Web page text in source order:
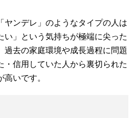
ヤンデレ」のようなタイプの人は
い」という気持ちが極端に尖った
過去の家庭環境や成長過程に問題
・信用していた人から裏切られた
いです。